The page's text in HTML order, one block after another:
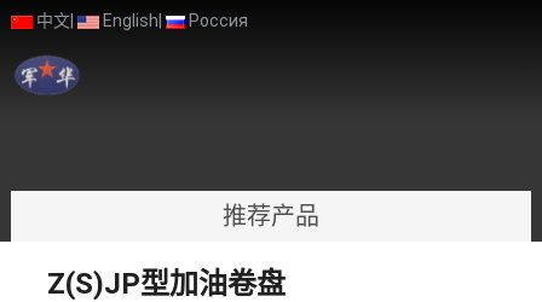
推荐产品
中文| English Россия
Z(S)JP型加油卷盘